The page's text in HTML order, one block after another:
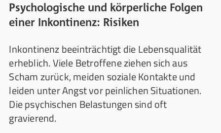
Psychologische und körperliche Folgen
einer Inkontinenz: Risiken
Inkontinenz beeinträchtigt die Lebensqualität
erheblich. Viele Betroffene ziehen sich aus
Scham zurück, meiden soziale Kontakte und
leiden unter Angst vor peinlichen Situationen.
Die psychischen Belastungen sind oft
gravierend.